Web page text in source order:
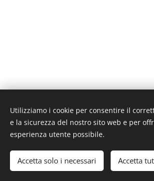
P.IVA 12262500015
Webnode
Utilizziamo i cookie per consentire il
e la sicurezza del nostro sito web e per
esperienza utente possibile.
Accetta solo i necessari Accetta